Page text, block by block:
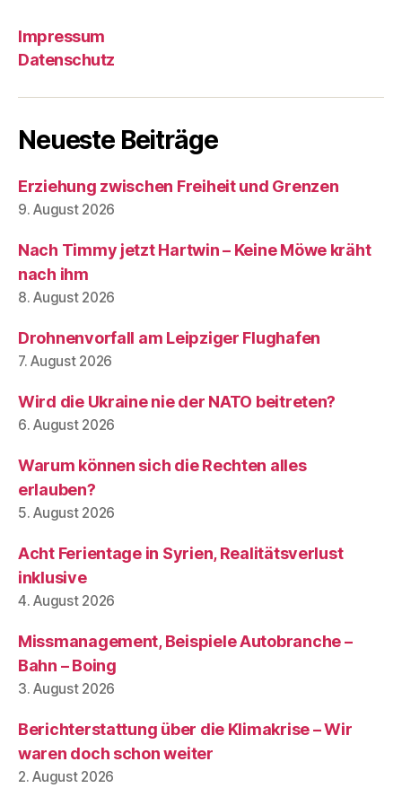
Impressum
Datenschutz
Neueste Beiträge
Erziehung zwischen Freiheit und Grenzen
9. August 2026
Nach Timmy jetzt Hartwin – Keine Möwe kräht
nach ihm
8. August 2026
Drohnenvorfall am Leipziger Flughafen
7. August 2026
Wird die Ukraine nie der NATO beitreten?
6. August 2026
Warum können sich die Rechten alles
erlauben?
5. August 2026
Acht Ferientage in Syrien, Realitätsverlust
inklusive
4. August 2026
Missmanagement, Beispiele Autobranche –
Bahn – Boing
3. August 2026
Berichterstattung über die Klimakrise – Wir
waren doch schon weiter
2. August 2026